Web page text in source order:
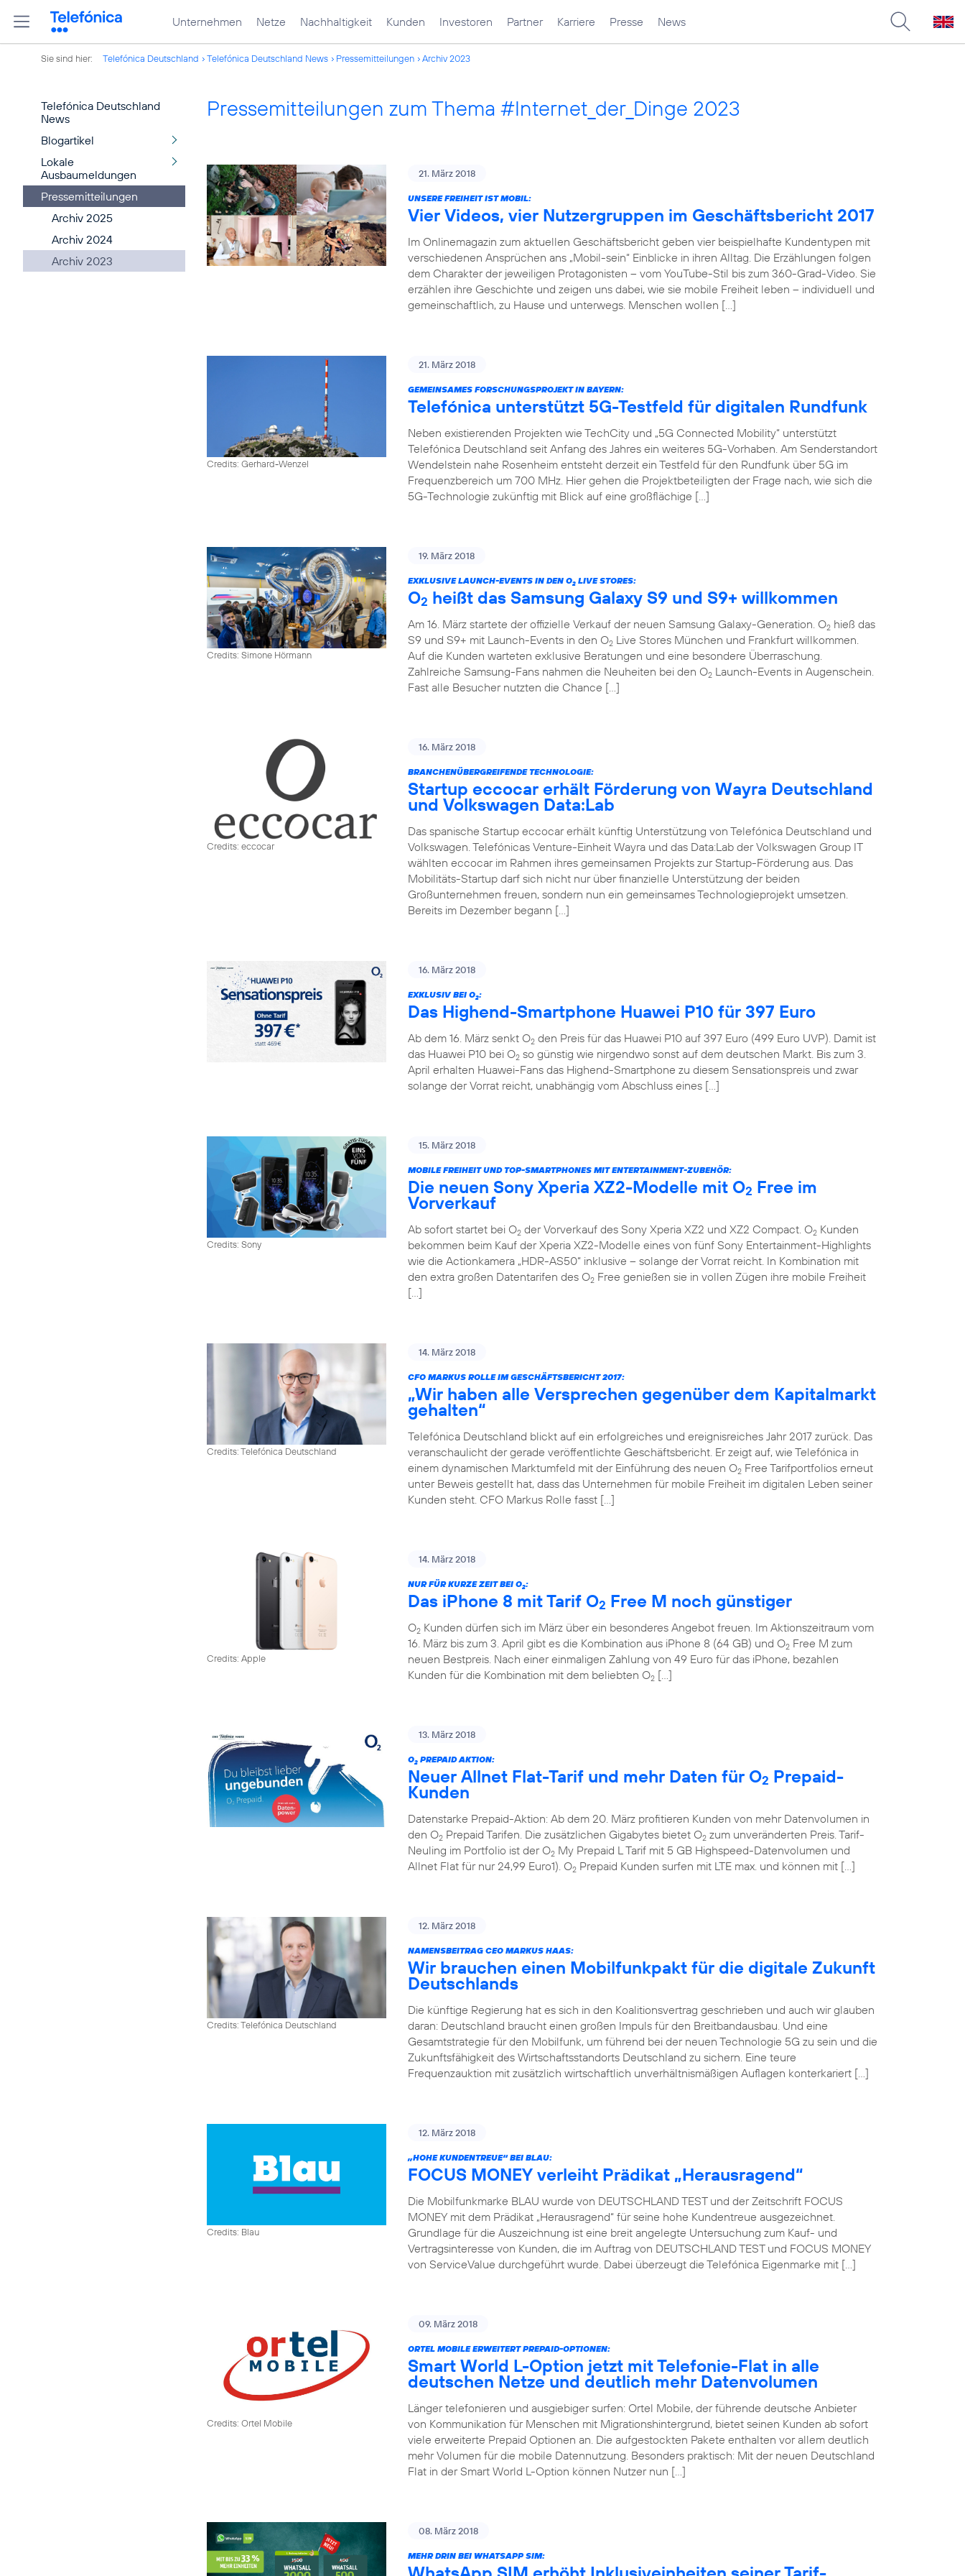
Unternehmen Netze Nachhaltigkeit Kunden Investoren Partner Karriere Presse News
Sie sind hier: Telefónica Deutschland Telefónica Deutschland News Pressemitteilungen Archiv 2023
Telefónica Deutschland
News
Blogartikel
Lokale
Ausbaumeldungen
Pressemitteilungen
Archiv 2025
Archiv 2024
Archiv 2023
Pressemitteilungen zum Thema #Internet_der_Dinge 2023
21. März 2018
UNSERE FREIHEIT IST MOBIL:
Vier Videos, vier Nutzergruppen im Geschäftsbericht 2017
Im Onlinemagazin zum aktuellen Geschäftsbericht geben vier beispielhafte Kundentypen mit
verschiedenen Ansprüchen ans „Mobil-sein“ Einblicke in ihren Alltag. Die Erzählungen folgen
dem Charakter der jeweiligen Protagonisten – vom YouTube-Stil bis zum 360-Grad-Video. Sie
erzählen ihre Geschichte und zeigen uns dabei, wie sie mobile Freiheit leben – individuell und
gemeinschaftlich, zu Hause und unterwegs. Menschen wollen […]
Credits: Gerhard-Wenzel
21. März 2018
GEMEINSAMES FORSCHUNGSPROJEKT IN BAYERN:
Telefónica unterstützt 5G-Testfeld für digitalen Rundfunk
Neben existierenden Projekten wie TechCity und „5G Connected Mobility“ unterstützt
Telefónica Deutschland seit Anfang des Jahres ein weiteres 5G-Vorhaben. Am Senderstandort
Wendelstein nahe Rosenheim entsteht derzeit ein Testfeld für den Rundfunk über 5G im
Frequenzbereich um 700 MHz. Hier gehen die Projektbeteiligten der Frage nach, wie sich die
5G-Technologie zukünftig mit Blick auf eine großflächige […]
Credits: Simone Hörmann
19. März 2018
EXKLUSIVE LAUNCH-EVENTS IN DEN O2 LIVE STORES:
O2 heißt das Samsung Galaxy S9 und S9+ willkommen
Am 16. März startete der offizielle Verkauf der neuen Samsung Galaxy-Generation. O2 hieß das
S9 und S9+ mit Launch-Events in den O2 Live Stores München und Frankfurt willkommen.
Auf die Kunden warteten exklusive Beratungen und eine besondere Überraschung.
Zahlreiche Samsung-Fans nahmen die Neuheiten bei den O2 Launch-Events in Augenschein.
Fast alle Besucher nutzten die Chance […]
Credits: eccocar
16. März 2018
BRANCHENÜBERGREIFENDE TECHNOLOGIE:
Startup eccocar erhält Förderung von Wayra Deutschland
und Volkswagen Data:Lab
Das spanische Startup eccocar erhält künftig Unterstützung von Telefónica Deutschland und
Volkswagen. Telefónicas Venture-Einheit Wayra und das Data:Lab der Volkswagen Group IT
wählten eccocar im Rahmen ihres gemeinsamen Projekts zur Startup-Förderung aus. Das
Mobilitäts-Startup darf sich nicht nur über finanzielle Unterstützung der beiden
Großunternehmen freuen, sondern nun ein gemeinsames Technologieprojekt umsetzen.
Bereits im Dezember begann […]
16. März 2018
EXKLUSIV BEI O2:
Das Highend-Smartphone Huawei P10 für 397 Euro
Ab dem 16. März senkt O2 den Preis für das Huawei P10 auf 397 Euro (499 Euro UVP). Damit ist
das Huawei P10 bei O2 so günstig wie nirgendwo sonst auf dem deutschen Markt. Bis zum 3.
April erhalten Huawei-Fans das Highend-Smartphone zu diesem Sensationspreis und zwar
solange der Vorrat reicht, unabhängig vom Abschluss eines […]
Credits: Sony
15. März 2018
MOBILE FREIHEIT UND TOP-SMARTPHONES MIT ENTERTAINMENT-ZUBEHÖR:
Die neuen Sony Xperia XZ2-Modelle mit O2 Free im
Vorverkauf
Ab sofort startet bei O2 der Vorverkauf des Sony Xperia XZ2 und XZ2 Compact. O2 Kunden
bekommen beim Kauf der Xperia XZ2-Modelle eines von fünf Sony Entertainment-Highlights
wie die Actionkamera „HDR-AS50“ inklusive – solange der Vorrat reicht. In Kombination mit
den extra großen Datentarifen des O2 Free genießen sie in vollen Zügen ihre mobile Freiheit
[…]
Credits: Telefónica Deutschland
14. März 2018
CFO MARKUS ROLLE IM GESCHÄFTSBERICHT 2017:
„Wir haben alle Versprechen gegenüber dem Kapitalmarkt
gehalten“
Telefónica Deutschland blickt auf ein erfolgreiches und ereignisreiches Jahr 2017 zurück. Das
veranschaulicht der gerade veröffentlichte Geschäftsbericht. Er zeigt auf, wie Telefónica in
einem dynamischen Marktumfeld mit der Einführung des neuen O2 Free Tarifportfolios erneut
unter Beweis gestellt hat, dass das Unternehmen für mobile Freiheit im digitalen Leben seiner
Kunden steht. CFO Markus Rolle fasst […]
Credits: Apple
14. März 2018
NUR FÜR KURZE ZEIT BEI O2:
Das iPhone 8 mit Tarif O2 Free M noch günstiger
O2 Kunden dürfen sich im März über ein besonderes Angebot freuen. Im Aktionszeitraum vom
16. März bis zum 3. April gibt es die Kombination aus iPhone 8 (64 GB) und O2 Free M zum
neuen Bestpreis. Nach einer einmaligen Zahlung von 49 Euro für das iPhone, bezahlen
Kunden für die Kombination mit dem beliebten O2 […]
13. März 2018
O2 PREPAID AKTION:
Neuer Allnet Flat-Tarif und mehr Daten für O2 Prepaid-
Kunden
Datenstarke Prepaid-Aktion: Ab dem 20. März profitieren Kunden von mehr Datenvolumen in
den O2 Prepaid Tarifen. Die zusätzlichen Gigabytes bietet O2 zum unveränderten Preis. Tarif-
Neuling im Portfolio ist der O2 My Prepaid L Tarif mit 5 GB Highspeed-Datenvolumen und
Allnet Flat für nur 24,99 Euro1). O2 Prepaid Kunden surfen mit LTE max. und können mit […]
Credits: Telefónica Deutschland
12. März 2018
NAMENSBEITRAG CEO MARKUS HAAS:
Wir brauchen einen Mobilfunkpakt für die digitale Zukunft
Deutschlands
Die künftige Regierung hat es sich in den Koalitionsvertrag geschrieben und auch wir glauben
daran: Deutschland braucht einen großen Impuls für den Breitbandausbau. Und eine
Gesamtstrategie für den Mobilfunk, um führend bei der neuen Technologie 5G zu sein und die
Zukunftsfähigkeit des Wirtschaftsstandorts Deutschland zu sichern. Eine teure
Frequenzauktion mit zusätzlich wirtschaftlich unverhältnismäßigen Auflagen konterkariert […]
Credits: Blau
12. März 2018
„HOHE KUNDENTREUE“ BEI BLAU:
FOCUS MONEY verleiht Prädikat „Herausragend“
Die Mobilfunkmarke BLAU wurde von DEUTSCHLAND TEST und der Zeitschrift FOCUS
MONEY mit dem Prädikat „Herausragend“ für seine hohe Kundentreue ausgezeichnet.
Grundlage für die Auszeichnung ist eine breit angelegte Untersuchung zum Kauf- und
Vertragsinteresse von Kunden, die im Auftrag von DEUTSCHLAND TEST und FOCUS MONEY
von ServiceValue durchgeführt wurde. Dabei überzeugt die Telefónica Eigenmarke mit […]
Credits: Ortel Mobile
09. März 2018
ORTEL MOBILE ERWEITERT PREPAID-OPTIONEN:
Smart World L-Option jetzt mit Telefonie-Flat in alle
deutschen Netze und deutlich mehr Datenvolumen
Länger telefonieren und ausgiebiger surfen: Ortel Mobile, der führende deutsche Anbieter
von Kommunikation für Menschen mit Migrationshintergrund, bietet seinen Kunden ab sofort
viele erweiterte Prepaid Optionen an. Die aufgestockten Pakete enthalten vor allem deutlich
mehr Volumen für die mobile Datennutzung. Besonders praktisch: Mit der neuen Deutschland
Flat in der Smart World L-Option können Nutzer nun […]
08. März 2018
MEHR DRIN BEI WHATSAPP SIM: